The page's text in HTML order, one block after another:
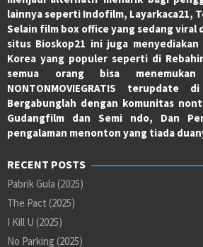
lainnya seperti Indofilm, Layarkaca21,
Selain film box office yang sedang viral
situs Bioskop21 ini juga menyediakan
Korea yang populer seperti di
semua orang bisa
NONTONMOVIEGRATIS terupdate
Bergabunglah dengan komunitas
Gudangfilm dan Semi ndo, Dan
pengalaman menonton yang tiada
RECENT POSTS
Pabrik Gula (2025)
The Pact (2025)
I Kill U (2025)
No Parking (2025)